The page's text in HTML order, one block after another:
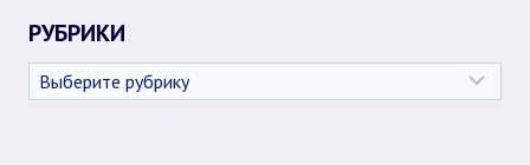
РУБРИКИ
Рубрики